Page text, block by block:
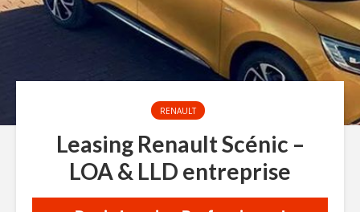
RENAULT
Leasing Renault Scénic –
LOA & LLD entreprise